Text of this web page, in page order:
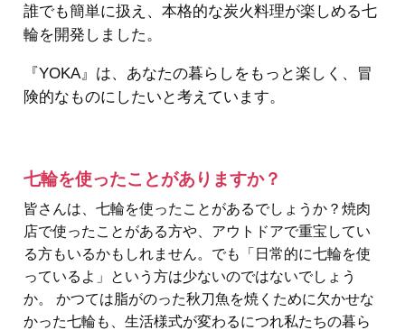
誰でも簡単に扱え、本格的な炭火料理が楽しめる七
輪を開発しました。
『YOKA』は、あなたの暮らしをもっと楽しく、冒
険的なものにしたいと考えています。
七輪を使ったことがありますか？
皆さんは、七輪を使ったことがあるでしょうか？焼肉
店で使ったことがある方や、アウトドアで重宝してい
る方もいるかもしれません。でも「日常的に七輪を使
っているよ」という方は少ないのではないでしょう
か。 かつては脂がのった秋刀魚を焼くために欠かせな
かった七輪も、生活様式が変わるにつれ私たちの暮ら